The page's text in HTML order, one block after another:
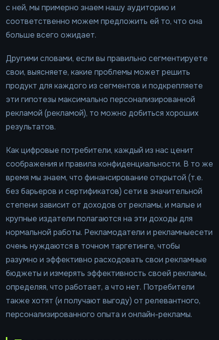
с ней, мы примерно знаем нашу аудиторию и
соответственно можем предложить ей то, что она
больше всего ожидает.
Другими словами, если вы правильно сегментируете
свои, выясняете, какие проблемы может решить
продукт для каждого из сегментов и подкрепляете
эти гипотезы максимально персонализированной
рекламой (рекламой), то можно добиться хороших
результатов.
Как цифровые потребители, каждый из нас ценит
соображения и правила конфиденциальности. В то же
время мы знаем, что финансирование открытой (т.е.
без барьеров и сертификатов) сети в значительной
степени зависит от доходов от рекламы, и малые и
крупные издатели полагаются на эти доходы для
нормальной работы. Рекламодатели и рекламныесети
очень нуждаются в точном таргетинге, чтобы
разумно и эффективно расходовать свои рекламные
бюджеты и измерять эффективность своей рекламы,
определяя, что работает, а что нет. Потребители
также хотят (и получают выгоду) от релевантного,
персонализированного опыта и онлайн-рекламы.